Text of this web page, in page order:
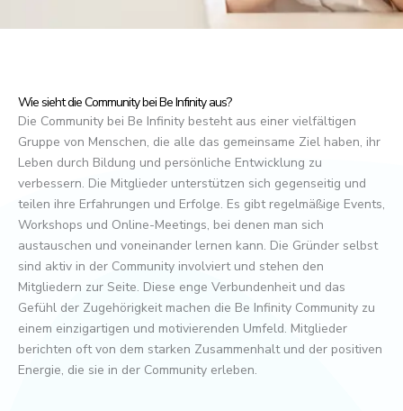
Wie sieht die Community bei Be Infinity aus?
Die Community bei Be Infinity besteht aus einer vielfältigen
Gruppe von Menschen, die alle das gemeinsame Ziel haben, ihr
Leben durch Bildung und persönliche Entwicklung zu
verbessern. Die Mitglieder unterstützen sich gegenseitig und
teilen ihre Erfahrungen und Erfolge. Es gibt regelmäßige Events,
Workshops und Online-Meetings, bei denen man sich
austauschen und voneinander lernen kann. Die Gründer selbst
sind aktiv in der Community involviert und stehen den
Mitgliedern zur Seite. Diese enge Verbundenheit und das
Gefühl der Zugehörigkeit machen die Be Infinity Community zu
einem einzigartigen und motivierenden Umfeld. Mitglieder
berichten oft von dem starken Zusammenhalt und der positiven
Energie, die sie in der Community erleben.